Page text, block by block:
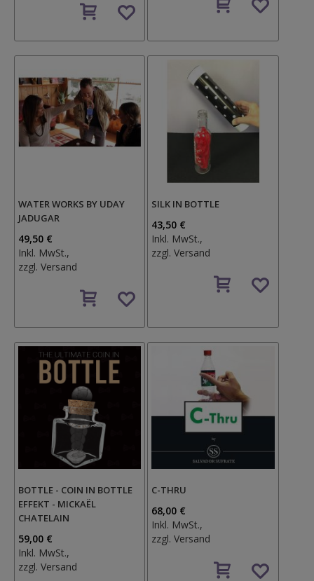
den
den
WATER WORKS BY UDAY
JADUGAR
49,50 €
Inkl. MwSt.,
zzgl. Versand
den
SILK IN BOTTLE
43,50 €
Inkl. MwSt.,
zzgl.Versand
den
BOTTLE - COIN IN BOTTLE
EFFEKT - MICKAËL
CHATELAIN
59,00 €
Inkl. MwSt.,
zzgl. Versand
C-THRU
68,00 €
Inkl. MwSt.,
zzgl.Versand
den